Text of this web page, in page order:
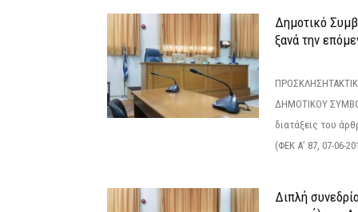
Δημοτικό
ξανά την
ΔΗΜΟΤΙΚΟΥ
διατάξεις του
(ΦΕΚ Α’ 87, 07-06-
Διπλή